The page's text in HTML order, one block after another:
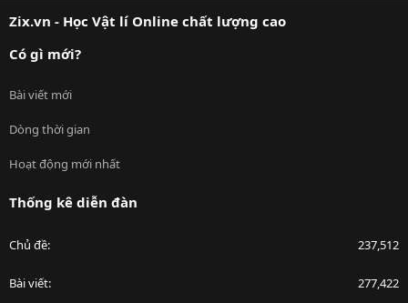
Zix.vn - Học Vật lí Online chất lượng cao
Có gì mới?
Bài viết mới
Dòng thời gian
Hoạt động mới nhất
Thống kê diễn đàn
Chủ đề 237,512
Bài viết 277,422